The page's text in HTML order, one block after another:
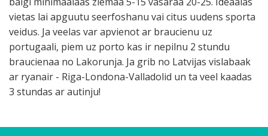
vietas lai apguutu seerfoshanu vai citus uudens sporta
veidus. Ja veelas var apvienot ar braucienu uz
portugaali, piem uz porto kas ir nepilnu 2 stundu
braucienaa no Lakorunja. Ja grib no Latvijas vislabaak
ar ryanair - Riga-Londona-Valladolid un ta veel kaadas
3 stundas ar autinju!